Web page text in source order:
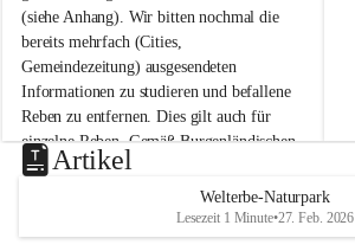
n
n
a
m
N
e
u
s
d
(siehe Anhang). Wir bitten nochmal die
bereits mehrfach (Cities,
Gemeindezeitung) ausgesendeten
Informationen zu studieren und befallene
Reben zu entfernen. Dies gilt auch für
einzelne Reben. Gemäß Burgenländischen
Weinbaugesetz sind nicht gepflegte oder
unzulässige Weingärten zu roden! Bitte
helfen wir zusammen um unsere Winzer
vor den prognostizierten Ernteausfällen
u
e
d
Artikel
Welterbe-Naturpark
Lesezeit 1 Minute•27. Feb. 2026